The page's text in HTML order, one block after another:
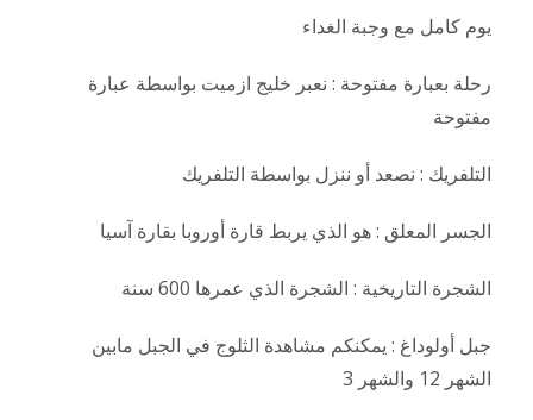
يوم كامل مع وجبة الغداء
رحلة بعبارة مفتوحة : نعبر خليج ازميت بواسطة عبارة
مفتوحة
التلفريك : نصعد أو ننزل بواسطة التلفريك
الجسر المعلق : هو الذي يربط قارة أوروبا بقارة آسيا
الشجرة التاريخية : الشجرة الذي عمرها 600 سنة
جبل أولوداغ : يمكنكم مشاهدة الثلوج في الجبل مابين
الشهر 12 والشهر 3